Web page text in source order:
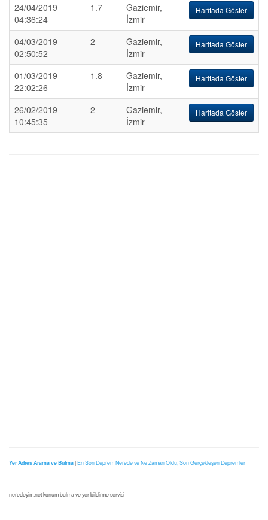
24/04/2019
04:36:24
1.7
Gaziemir,
İzmir
Haritada Göster
04/03/2019
02:50:52
2
Gaziemir,
İzmir
Haritada Göster
01/03/2019
22:02:26
1.8
Gaziemir,
İzmir
Haritada Göster
26/02/2019
10:45:35
2
Gaziemir,
İzmir
Haritada Göster
Yer Adres Arama ve Bulma|En Son Deprem Nerede ve Ne Zaman Oldu, Son Gerçekleşen Depremler
neredeyim.net konum bulma ve yer bildirme servisi